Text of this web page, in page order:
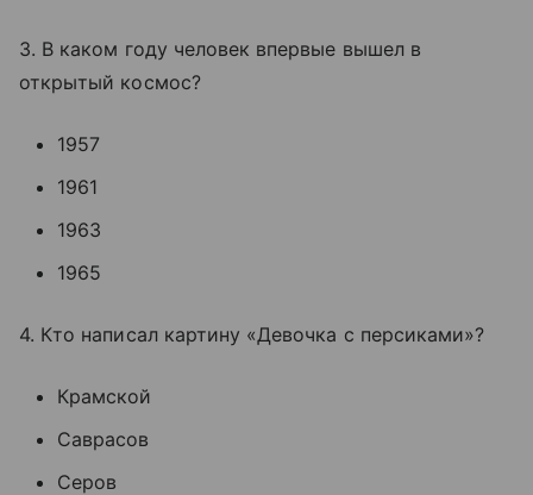
3. В каком году человек впервые вышел в
открытый космос?
1957
1961
1963
1965
4. Кто написал картину «Девочка с персиками»?
Крамской
Саврасов
Серов